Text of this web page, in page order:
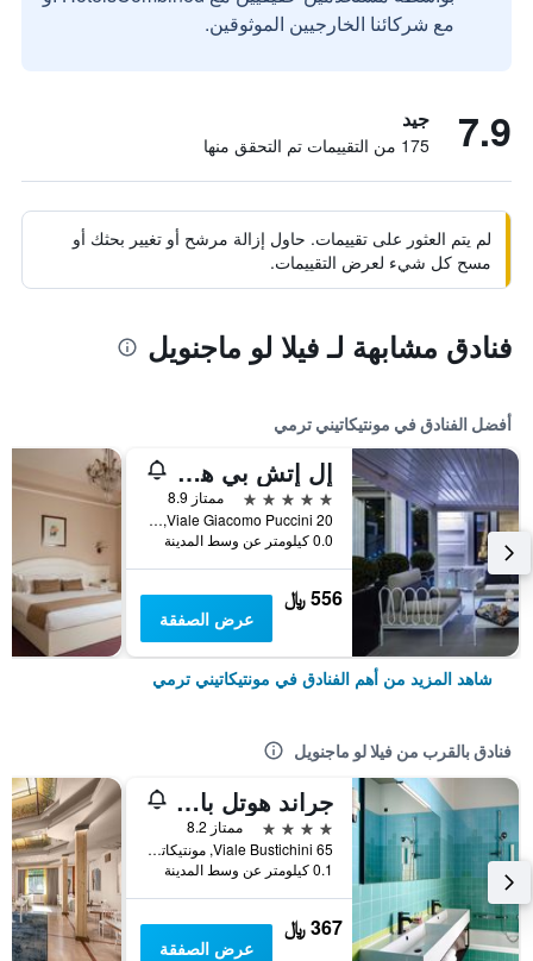
مع شركائنا الخارجيين الموثوقين.
7.9 جيد
175 من التقييمات تم التحقق منها
لم يتم العثور على تقييمات. حاول إزالة مرشح أو تغيير بحثك أو
مسح كل شيء لعرض التقييمات.
فنادق مشابهة لـ فيلا لو ماجنويل
أفضل الفنادق في مونتيكاتيني ترمي
إل إتش بي هوتل مونتيكاتيني بالاس آند سبا
5 نجوم
ممتاز 8.9
Viale Giacomo Puccini 20, مونتيكاتيني ترمي, توسكانا, إيطاليا
0.0 كيلومتر عن وسط المدينة
556 ﷼
عرض الصفقة
شاهد المزيد من أهم الفنادق في مونتيكاتيني ترمي
فنادق بالقرب من فيلا لو ماجنويل
جراند هوتل بانوراميك
4 نجوم
ممتاز 8.2
Viale Bustichini 65, مونتيكاتيني ترمي, توسكانا, إيطاليا
0.1 كيلومتر عن وسط المدينة
367 ﷼
عرض الصفقة